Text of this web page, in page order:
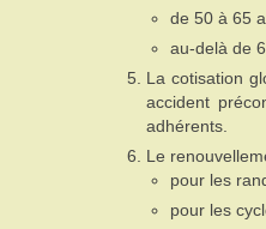
de 50 à 65
au-delà de
La cotisation
accident
adhérents.
Le
pour les
pour les